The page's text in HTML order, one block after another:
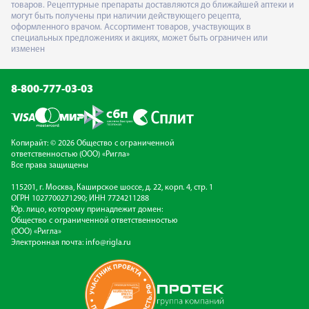
товаров. Рецептурные препараты доставляются до ближайшей аптеки и
могут быть получены при наличии действующего рецепта,
оформленного врачом. Ассортимент товаров, участвующих в
специальных предложениях и акциях, может быть ограничен или
изменен
8-800-777-03-03
Копирайт: © 2026 Общество с ограниченной
ответственностью (ООО) «Ригла»
Все права защищены
115201, г. Москва, Каширское шоссе, д. 22, корп. 4, стр. 1
ОГРН 1027700271290; ИНН 7724211288
Юр. лицо, которому принадлежит домен:
Общество с ограниченной ответственностью
(ООО) «Ригла»
Электронная почта: info@rigla.ru